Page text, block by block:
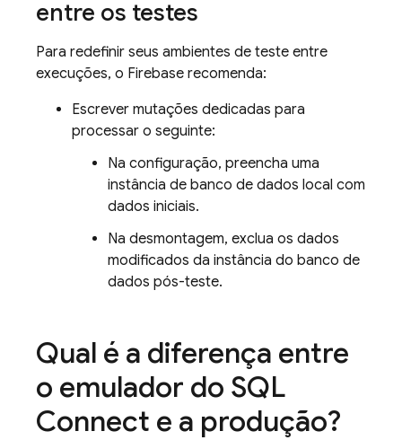
entre os testes
Para redefinir seus ambientes de teste entre
execuções, o Firebase recomenda:
Escrever mutações dedicadas para
processar o seguinte:
Na configuração, preencha uma
instância de banco de dados local com
dados iniciais.
Na desmontagem, exclua os dados
modificados da instância do banco de
dados pós-teste.
Qual é a diferença entre
o emulador do SQL
Connect e a produção?